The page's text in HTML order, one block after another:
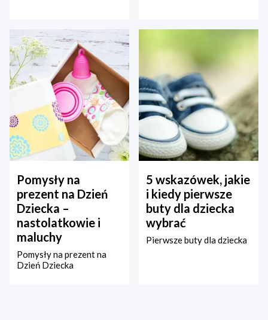
Pomysły na
prezent na Dzień
Dziecka –
nastolatkowie i
maluchy
Pomysły na prezent na
Dzień Dziecka
5 wskazówek, jakie
i kiedy pierwsze
buty dla dziecka
wybrać
Pierwsze buty dla dziecka